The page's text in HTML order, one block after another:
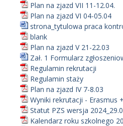
Plan na zjazd VII 11-12.04.
Plan na zjazd VI 04-05.04
strona_tytulowa praca
blank
Plan na zjazd V 21-22.03
Zał. 1 Formularz
Regulamin rekrutacji
Regulamin staży
Plan na zjazd IV 7-8.03
Wyniki rekrutacji - Erasmus
Statut PZS wersja
Kalendarz roku szkolnego